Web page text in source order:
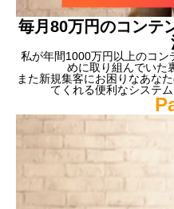
毎月80万円のコンテ
私が年間1000万円以上のコン
めに取り組んでいた
また新規集客にお困りなあな
てくれる便利なシステ